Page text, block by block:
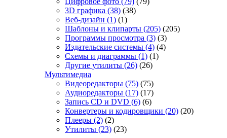
3D графика (38) (38)
Веб-дизайн (1) (1)
Шаблоны и клипарты (205) (205)
Программы просмотра (3) (3)
Издательские системы (4) (4)
Схемы и диаграммы (1) (1)
Другие утилиты (26) (26)
Мультимедиа
Видеоредакторы (75) (75)
Аудиоредакторы (17) (17)
Запись CD и DVD (6) (6)
Конвертеры и кодировщики (20) (20)
Плееры (2) (2)
Утилиты (23) (23)